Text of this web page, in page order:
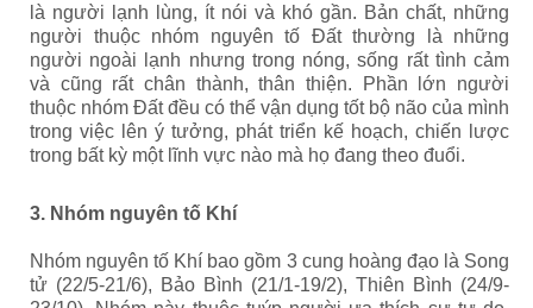
là người lạnh lùng, ít nói và khó gần. Bản chất, những
người thuộc nhóm nguyên tố Đất thường là những
người ngoài lạnh nhưng trong nóng, sống rất tình cảm
và cũng rất chân thành, thân thiện. Phần lớn người
thuộc nhóm Đất đều có thể vận dụng tốt bộ não của mình
trong việc lên ý tưởng, phát triển kế hoạch, chiến lược
trong bất kỳ một lĩnh vực nào mà họ đang theo đuổi.
3. Nhóm nguyên tố Khí
Nhóm nguyên tố Khí bao gồm 3 cung hoàng đạo là Song
tử (22/5-21/6), Bảo Bình (21/1-19/2), Thiên Bình (24/9-